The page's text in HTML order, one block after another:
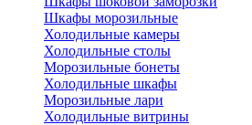
Шкафы морозильные
Холодильные камеры
Холодильные столы
Морозильные бонеты
Холодильные шкафы
Морозильные лари
Холодильные витрины